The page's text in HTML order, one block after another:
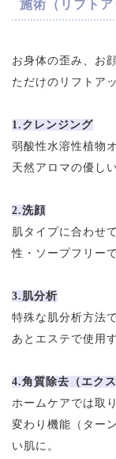
施術（リフトア
お身体の歪み、お
ただけのリフトア
1.クレンジング
弱酸性水溶性植物
天然アロマの優し
2.洗顔
肌タイプに合わせ
性・ソープフリー
3.肌分析
特殊な肌分析方法
あとエステで使用
4.角質除去（エク
ホームケアでは取
変わり機能（ター
い肌に。